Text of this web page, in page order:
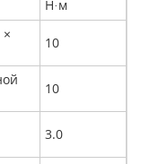
Н· м
10
10
3.0